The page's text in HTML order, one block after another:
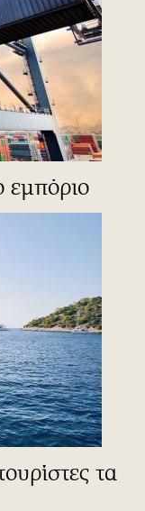
εμπόριο
τα